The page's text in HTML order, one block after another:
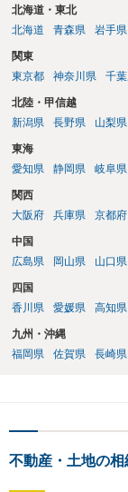
北海道・東北
北海道
青森県 岩手県
関東
東京都
神奈川県 千
北陸・甲信越
新潟県
長野県 山梨県
東海
愛知県
静岡県 岐阜県
関西
大阪府
兵庫県 京都府
中国
広島県
岡山県 山口県
四国
香川県
愛媛県 高知県
九州・沖縄
福岡県
佐賀県 長崎県
不動産・土地の